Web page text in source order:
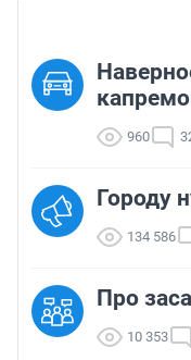
960
Городу
134 586
Про
10 353